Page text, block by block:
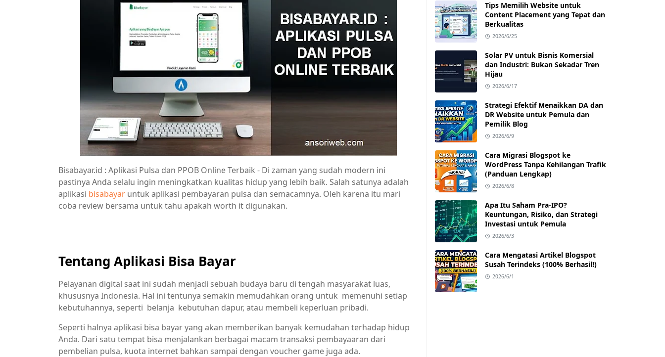
Bisabayar.id : Aplikasi Pulsa dan PPOB Online Terbaik - Di zaman yang sudah modern ini
pastinya Anda selalu ingin meningkatkan kualitas hidup yang lebih baik. Salah satunya adalah
aplikasi bisabayar untuk aplikasi pembayaran pulsa dan semacamnya. Oleh karena itu mari
coba review bersama untuk tahu apakah worth it digunakan.
Tentang Aplikasi Bisa Bayar
Pelayanan digital saat ini sudah menjadi sebuah budaya baru di tengah masyarakat luas,
khususnya Indonesia. Hal ini tentunya semakin memudahkan orang untuk memenuhi setiap
kebutuhannya, seperti belanja kebutuhan dapur, atau membeli keperluan pribadi.
Seperti halnya aplikasi bisa bayar yang akan memberikan banyak kemudahan terhadap hidup
Anda. Dari satu tempat bisa menjalankan berbagai macam transaksi pembayaaran dari
pembelian pulsa, kuota internet bahkan sampai dengan voucher game juga ada.
Tips Memilih Website untuk
Content Placement yang Tepat dan
Berkualitas
2026/6/25
Solar PV untuk Bisnis Komersial
dan Industri: Bukan Sekadar Tren
Hijau
2026/6/17
Strategi Efektif Menaikkan DA dan
DR Website untuk Pemula dan
Pemilik Blog
2026/6/9
Cara Migrasi Blogspot ke
WordPress Tanpa Kehilangan Trafik
(Panduan Lengkap)
2026/6/8
Apa Itu Saham Pra-IPO?
Keuntungan, Risiko, dan Strategi
Investasi untuk Pemula
2026/6/3
Cara Mengatasi Artikel Blogspot
Susah Terindeks (100% Berhasil!)
2026/6/1